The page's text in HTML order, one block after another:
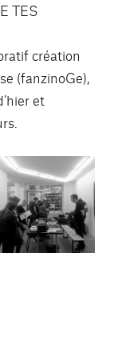
TES
création
(fanzinoGe),
et